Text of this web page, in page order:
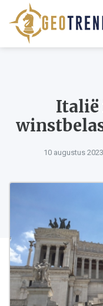
Italië
10 augustus 2023